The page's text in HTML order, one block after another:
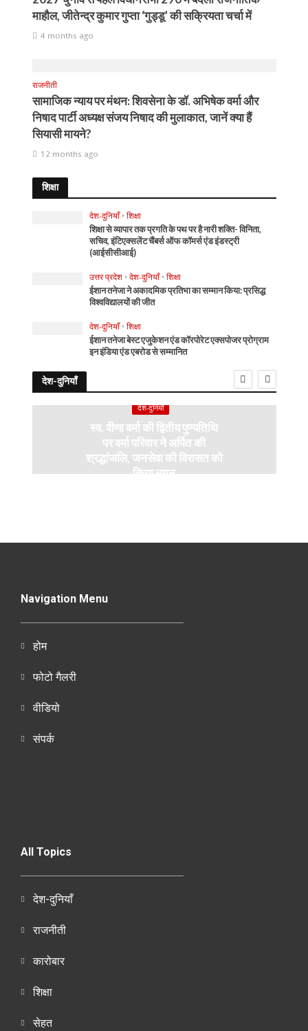
माहौल, जीतेन्द्र कुमार गुप्ता ‘गुड्डू’ की सक्रियता चर्चा में
4 months ago
राजनीती
सामाजिक न्याय पर मंथन: शिवसेना के डॉ. अभिषेक वर्मा और
निषाद पार्टी अध्यक्ष संजय निषाद की मुलाकात, जानें क्या हैं
सियासी मायने?
12 months ago
शिक्षा
देश-दुनियाँ • शिक्षा
शिक्षा से व्यापार तक प्रगति के पथ पर है नारी शक्ति- विनिता,
सचिव, इंटिएक्सलेंट चैंबर्स ऑफ कॉमर्स एंड इंडस्ट्री
(आईसीसीआई)
उत्तर प्रदेश • देश-दुनियाँ • शिक्षा
ईशान तनेजा ने अकादमिक प्रतिभा का सम्मान किया: प्रसिद्ध
विश्वविद्यालयों की जीत
देश-दुनियाँ • शिक्षा
ईशान तनेजा बेस्ट एजुकेशन एंड कॉरपोरेट एक्सपोजर प्रोग्राम
इन इंडिया एंड एबरोड से सम्मानित
देश-दुनियाँ
देश-दुनियाँ
स्व. वीणा वर्मा की द्वितीय पुण्यतिथि
पर वर्मा परिवार ने अर्पित की
श्रद्धांजलि, जनसेवा की विरासत को
किया नमन
Navigation Menu
होम
फोटो गैलरी
वीडियो
संपर्क
All Topics
देश-दुनियाँ
राजनीती
कारोबार
शिक्षा
सेहत